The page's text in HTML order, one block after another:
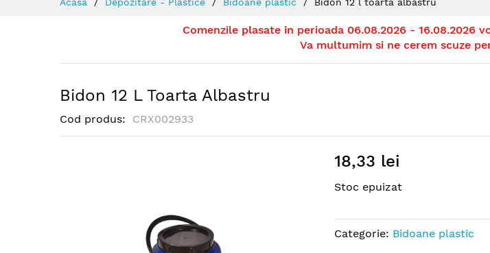
Comenzile plasate in perioada 06.08.2026 - 16.08.2026
Va multumim si ne cerem scuze
Bidon 12 L Toarta Albastru
Cod produs CRX002933
18,33 lei
Stoc epuizat
Categorie: Bidoane plastic